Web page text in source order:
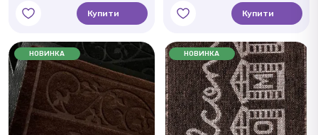
Купити Купити
НОВИНКА НОВИНКА